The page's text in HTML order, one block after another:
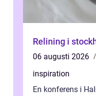
Relining i
06 augusti 2026
inspiration
En konferens i